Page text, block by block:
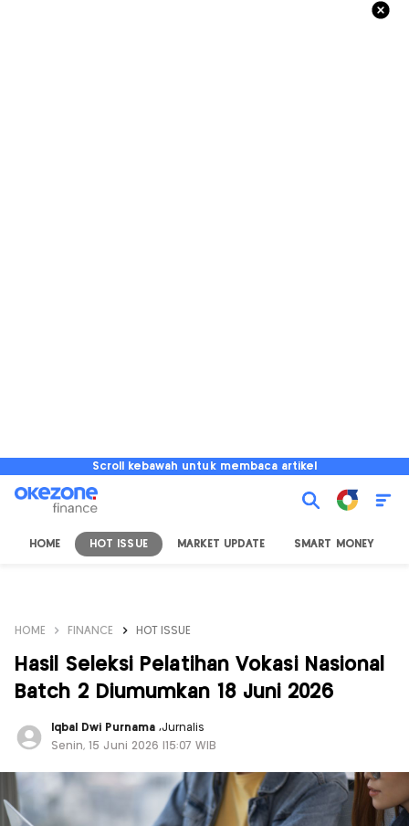
Scroll kebawah untuk membaca artikel
HOME HOT ISSUE MARKET UPDATE SMART MONEY
HOME FINANCE HOT ISSUE
Hasil Seleksi Pelatihan Vokasi Nasional
Batch 2 Diumumkan 18 Juni 2026
Iqbal Dwi Purnama ,Jurnalis
Senin, 15 Juni 2026 |15:07 WIB